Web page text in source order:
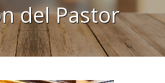
del Pastor